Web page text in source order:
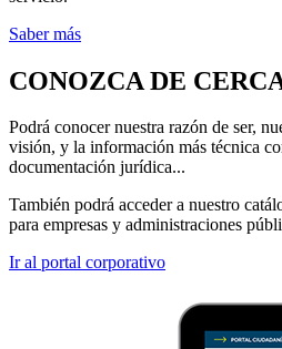
Saber más
CONOZCA DE
Podrá conocer nuestra razón de ser,
visión, y la información más técnica
documentación jurídica...
También podrá acceder a nuestro
para empresas y administraciones
Ir al portal corporativo